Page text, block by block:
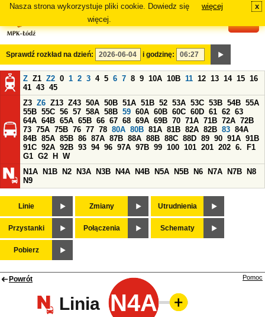
Nasza strona wykorzystuje pliki cookie. Dowiedz się
więcej.
więcej x
Sprawdź rozkład na dzień: i godzinę:
Z Z1 Z2 0 1 2 3 4 5 6 7 8 9 10A 10B 11 12 13 14 15 16
41 43 45
Z3 Z6 Z13 Z43 50A 50B 51A 51B 52 53A 53C 53B 54B 55A
55B 55C 56 57 58A 58B 59 60A 60B 60C 60D 61 62 63
64A 64B 65A 65B 66 67 68 69A 69B 70 71A 71B 72A 72B
73 75A 75B 76 77 78 80A 80B 81A 81B 82A 82B 83 84A
84B 85A 85B 86 87A 87B 88A 88B 88C 88D 89 90 91A 91B
91C 92A 92B 93 94 96 97A 97B 99 100 101 201 202 6.
F1
G1 G2 H
W
N1A
N1B N2 N3A N3B N4A N4B N5A N5B N6 N7A N7B
N8
N9
Linie Zmiany Utrudnienia
Przystanki Połączenia Schematy
Pobierz
Powrót
Linia N4A
Pomoc